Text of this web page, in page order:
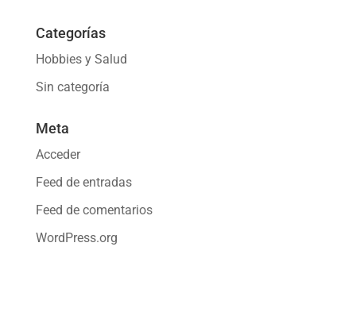
Categorías
Hobbies y Salud
Sin categoría
Meta
Acceder
Feed de entradas
Feed de comentarios
WordPress.org